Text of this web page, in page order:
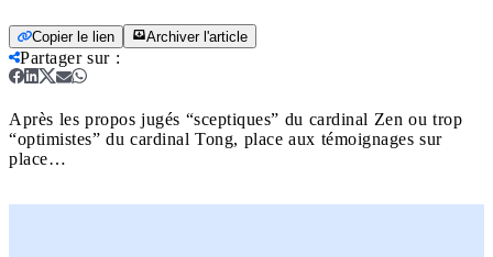
Copier le lien Archiver l'article
Partager sur:
Après les propos jugés “sceptiques” du cardinal Zen ou trop
“optimistes” du cardinal Tong, place aux témoignages sur
place…